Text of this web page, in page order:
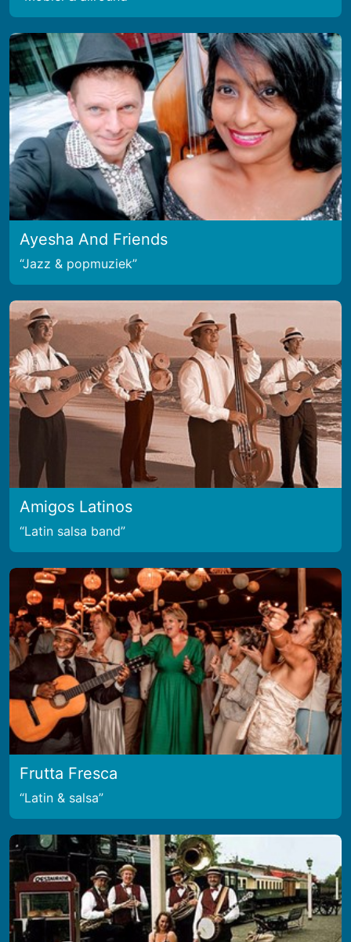
Ayesha And Friends
Jazz & popmuziek
Amigos Latinos
Latin salsa band
Frutta Fresca
Latin & salsa